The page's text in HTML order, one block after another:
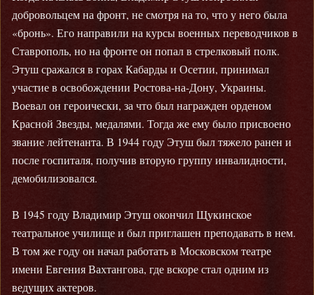
добровольцем на фронт, не смотря на то, что у него была
«бронь». Его направили на курсы военных переводчиков в
Ставрополь, но на фронте он попал в стрелковый полк.
Этуш сражался в горах Кабарды и Осетии, принимал
участие в освобождении Ростова-на-Дону, Украины.
Воевал он героически, за что был награжден орденом
Красной Звезды, медалями. Тогда же ему было присвоено
звание лейтенанта. В 1944 году Этуш был тяжело ранен и
после госпиталя, получив вторую группу инвалидности,
демобилизовался.
В 1945 году Владимир Этуш окончил Щукинское
театральное училище и был приглашен преподавать в нем.
В том же году он начал работать в Московском театре
имени Евгения Вахтангова, где вскоре стал одним из
ведущих актеров.